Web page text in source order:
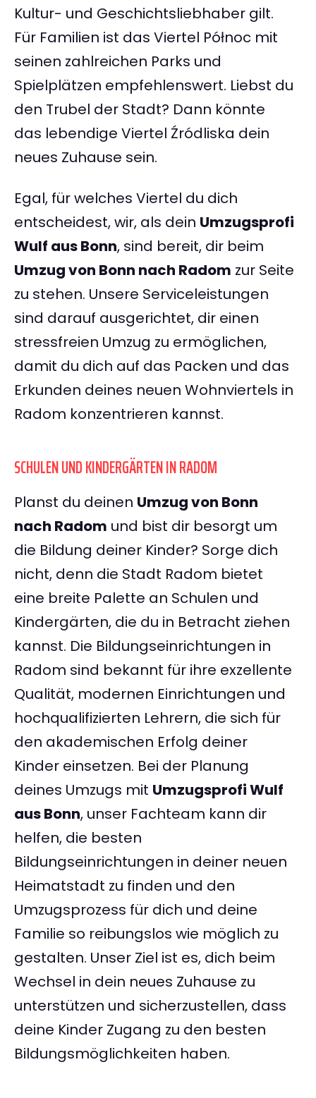
Kultur- und Geschichtsliebhaber gilt.
Für Familien ist das Viertel Północ mit
seinen zahlreichen Parks und
Spielplätzen empfehlenswert. Liebst du
den Trubel der Stadt? Dann könnte
das lebendige Viertel Źródliska dein
neues Zuhause sein.
Egal, für welches Viertel du dich
entscheidest, wir, als dein Umzugsprofi
Wulf aus Bonn, sind bereit, dir beim
Umzug von Bonn nach Radom zur Seite
zu stehen. Unsere Serviceleistungen
sind darauf ausgerichtet, dir einen
stressfreien Umzug zu ermöglichen,
damit du dich auf das Packen und das
Erkunden deines neuen Wohnviertels in
Radom konzentrieren kannst.
SCHULEN UND KINDERGÄRTEN IN RADOM
Planst du deinen Umzug von Bonn
nach Radom und bist dir besorgt um
die Bildung deiner Kinder? Sorge dich
nicht, denn die Stadt Radom bietet
eine breite Palette an Schulen und
Kindergärten, die du in Betracht ziehen
kannst. Die Bildungseinrichtungen in
Radom sind bekannt für ihre exzellente
Qualität, modernen Einrichtungen und
hochqualifizierten Lehrern, die sich für
den akademischen Erfolg deiner
Kinder einsetzen. Bei der Planung
deines Umzugs mit Umzugsprofi Wulf
aus Bonn, unser Fachteam kann dir
helfen, die besten
Bildungseinrichtungen in deiner neuen
Heimatstadt zu finden und den
Umzugsprozess für dich und deine
Familie so reibungslos wie möglich zu
gestalten. Unser Ziel ist es, dich beim
Wechsel in dein neues Zuhause zu
unterstützen und sicherzustellen, dass
deine Kinder Zugang zu den besten
Bildungsmöglichkeiten haben.